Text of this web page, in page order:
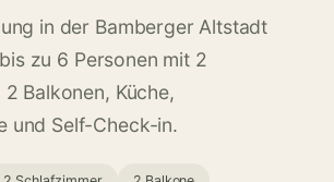
in der Bamberger Altstadt
zu 6 Personen mit 2
Balkonen, Küche,
und Self-Check-in.